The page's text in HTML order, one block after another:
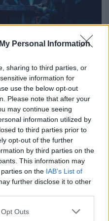
Personal Information
sharing to third parties, or
information for
use the below opt-out
Please note that after your
may continue seeing
information utilized by
to third parties prior to
opt-out of the further
by third parties on the
This information may
on the IAB’s List of
further disclose it to other
uses one or more Google
Outs
előadók, köztük
tart előadást
és Júliáról rendhagyó
előadás percekkel
délután 3 órától,
és este 7 órától
Az
váltani az érdeklődők.
vonó cirkuszi
tette meg az első
számára. Az